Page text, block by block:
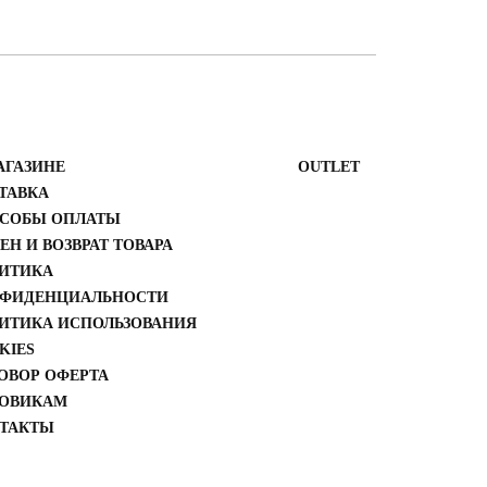
ОПЛАТЫ
И ВОЗВРАТ ТОВАРА
ИСПОЛЬЗОВАНИЯ
ОФЕРТА
ОUTLET